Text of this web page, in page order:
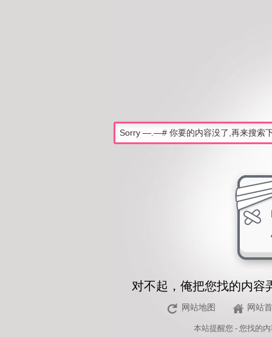
对不起，俺把您找的内容
网站地图 网站
本站提醒您 - 您找的